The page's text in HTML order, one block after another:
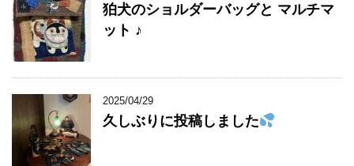
狛犬のショルダーバッグと マルチマ
ット ♪
2025/04/29
久しぶりに投稿しました